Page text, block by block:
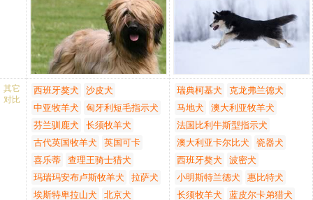
情地去做主人委派给它的任何任
务。伯瑞犬继续保留其徘徊在财
物周围的习惯，并且它在家庭中
有时强制儿童保持在一定的范围
内，该品种在美国受到高度赞
誉。
伯瑞犬形态鲜明，具有长眉毛和
胡须，使该品种的表情显得极为
特别，尾巴末端有一个小钩，称
作“钩针”，被毛应该略呈波浪
脏东西不会附着其上，另外明显
的特征是两后腿的悬爪不能切
除，非常具有法国牧羊犬的典型
肩部：斜而且有肌肉。
肘部：从里向外，靠近身
体，直。
的毛发。脚趾是自然成拱
形，脚垫厚而有弹性。
后躯：笔直平行
大腿内侧：宽阔而且有发达
的肌肉。
附关节：位置较低，明显。
跖骨:简短、垂直、平行。
其它
对比
西班牙獒犬
沙皮犬
中亚牧羊犬
匈牙利短毛指示犬
芬兰驯鹿犬
长须牧羊犬
古代英国牧羊犬
英国可卡
喜乐蒂
查理王骑士猎犬
玛瑞玛安布卢斯牧羊犬
拉萨犬
埃斯特卑拉山犬
北京犬
瑞典柯基犬
克龙弗兰德犬
马地犬
澳大利亚牧羊犬
法国比利牛斯型指示犬
澳大利亚卡尔比犬
瓷器犬
西班牙獒犬
波密犬
小明斯特兰德犬
惠比特犬
长须牧羊犬
蓝皮尔卡弟猎犬